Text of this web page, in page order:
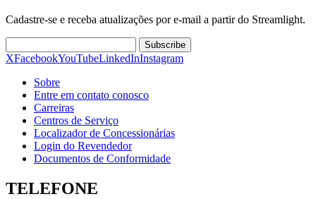
Cadastre-se e receba atualizações por e-mail a partir do Streamlight.
Subscribe
XFacebookYouTubeLinkedInInstagram
Sobre
Entre em contato conosco
Carreiras
Centros de Serviço
Localizador de Concessionárias
Login do Revendedor
Documentos de Conformidade
TELEFONE